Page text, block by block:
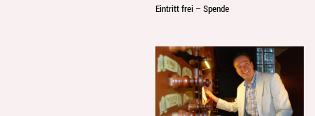
Eintritt frei – Spende